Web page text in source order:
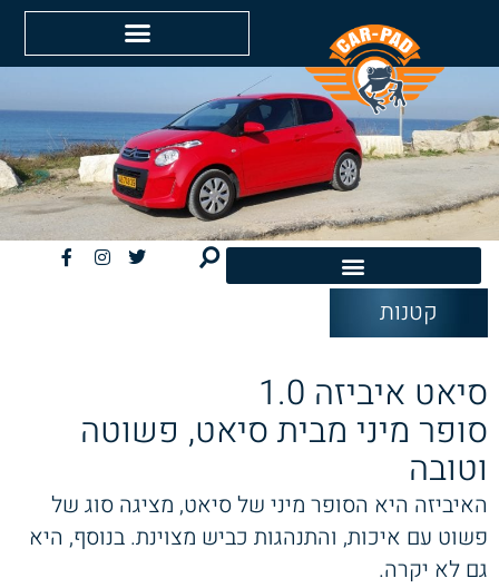
קטנות
סיאט איביזה 1.0
סופר מיני מבית סיאט, פשוטה
וטובה
האיביזה היא הסופר מיני של סיאט, מציגה סוג של
פשוט עם איכות, והתנהגות כביש מצוינת. בנוסף, היא
גם לא יקרה.